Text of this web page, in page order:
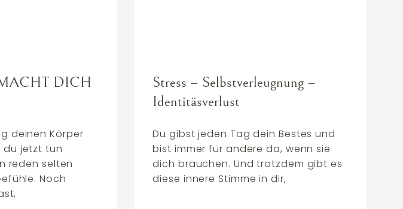
DICH
deinen Körper
du jetzt tun
reden selten
Noch
Stress – Selbstverleugnung –
Identitäsverlust
Du gibst jeden Tag dein Bestes und
bist immer für andere da, wenn sie
dich brauchen. Und trotzdem gibt es
diese innere Stimme in dir,